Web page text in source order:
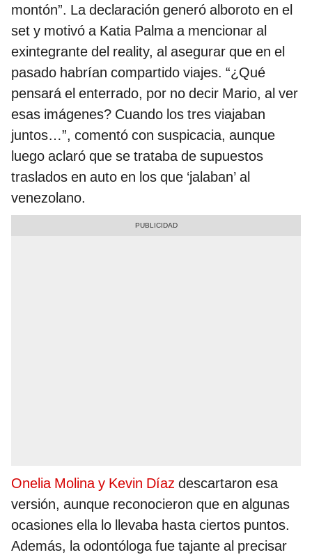
montón”. La declaración generó alboroto en el
set y motivó a Katia Palma a mencionar al
exintegrante del reality, al asegurar que en el
pasado habrían compartido viajes. “¿Qué
pensará el enterrado, por no decir Mario, al ver
esas imágenes? Cuando los tres viajaban
juntos…”, comentó con suspicacia, aunque
luego aclaró que se trataba de supuestos
traslados en auto en los que ‘jalaban’ al
venezolano.
Onelia Molina y Kevin Díaz descartaron esa
versión, aunque reconocieron que en algunas
ocasiones ella lo llevaba hasta ciertos puntos.
Además, la odontóloga fue tajante al precisar